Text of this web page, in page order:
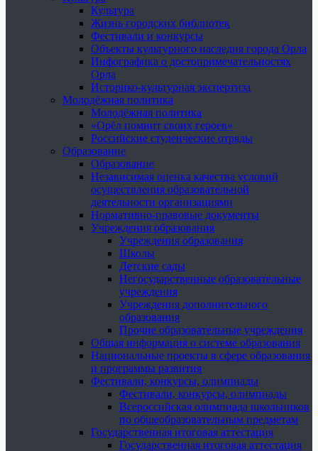
Культура
Жизнь городских библиотек
Фестивали и конкурсы
Объекты культурного наследия города Орла
Инфографика о достопримечательностях
Орла
Историко-культурная экспертиза
Молодёжная политика
Молодёжная политика
«Орёл помнит своих героев»
Российские студенческие отряды
Образование
Образование
Независимая оценка качества условий
осуществления образовательной
деятельности организациями
Нормативно-правовые документы
Учреждения образования
Учреждения образования
Школы
Детские сады
Негосударственные образовательные
учреждения
Учреждения дополнительного
образования
Прочие образовательные учреждения
Общая информация о системе образования
Национальные проекты в сфере образования
и программы развития
Фестивали, конкурсы, олимпиады
Фестивали, конкурсы, олимпиады
Всероссийская олимпиада школьников
по общеобразовательным предметам
Государственная итоговая аттестация
Государственная итоговая аттестация